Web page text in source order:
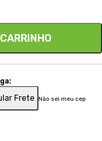
Frete Não sei meu cep